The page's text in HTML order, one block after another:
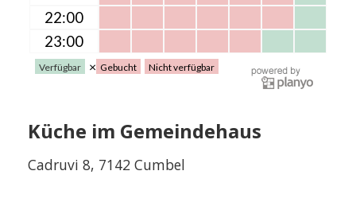
Küche im Gemeindehaus
Cadruvi 8, 7142 Cumbel